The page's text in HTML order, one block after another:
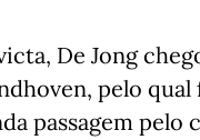
De Jong
pelo qual
passagem